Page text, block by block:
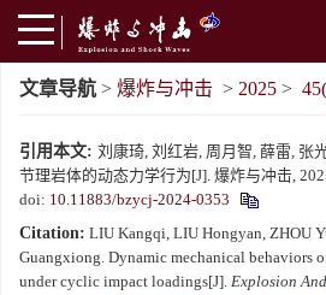
文章导航 > 爆炸与冲击 > 2025 >
引用本文: 刘康琦, 刘红岩, 周月智, 薛雷, 张
节理岩体的动态力学行为[J]. 爆炸与冲击,
doi: 10.11883/bzycj-2024-0353
Citation: LIU Kangqi, LIU Hongyan, ZHOU
Guangxiong. Dynamic mechanical behaviors
under cyclic impact loadings[J]. Explosion